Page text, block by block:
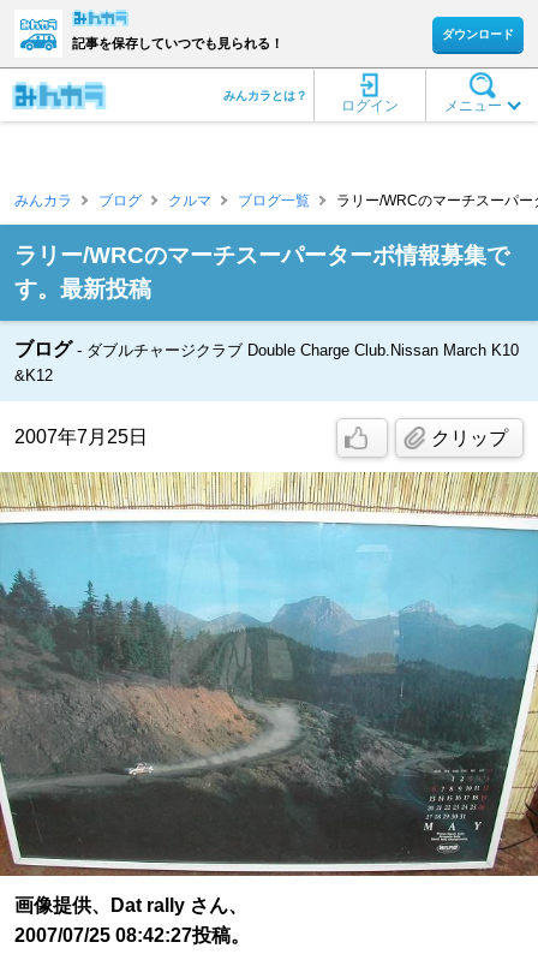
記事を保存していつでも見られる！
ダウンロード
メニュー
ログイン
みんカラとは？
みんカラ ブログ クルマ ブログ一覧 ラリー/WRCのマーチスーパ
ラリー/WRCのマーチスーパーターボ情報募集で
す。最新投稿
ブログ
ダブルチャージクラブ Double Charge Club.Nissan March K10
&K12
2007年7月25日 クリップ
画像提供、Dat rally さん、
2007/07/25 08:42:27投稿。